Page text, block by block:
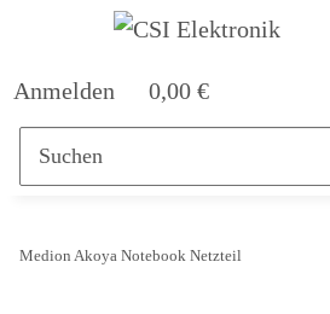
Anmelden 0,00 €
Medion Akoya Notebook Netzteil